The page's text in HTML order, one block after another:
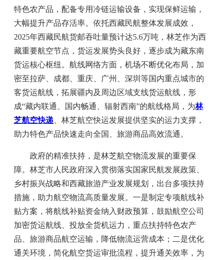
特色农产品，配备专用冷链运输设备，实现保鲜运输，
大幅提升产品存活率。依托西藏民航整体发展成效，
2025年西藏民航货邮吞吐量预计达5.6万吨，林芝作为西
藏重要航空节点，货运发展势头良好，逐步成为藏东南
货运核心枢纽。航线网络方面，机场不断优化布局，加
密至拉萨、成都、重庆、广州、深圳等国内重点城市的
客货运航线，拓展疆内及周边区域支线货运航线，形
成“藏内联通、国内畅通、辐射西南”的航线格局，为林
芝航空快递 、林芝航空快运发展提供坚实的运力支撑，
助力特色产品快速走向全国、旅游商品高效流通。
政府的精准扶持，是林芝航空物流发展的重要保
障。林芝市人民政府深入贯彻落实国家民航发展政策、
乡村振兴战略和西藏旅游产业发展规划，出台多项扶持
措施，助力航空物流高质量发展。一是制定专项航线补
贴方案，将航线补贴资金纳入财政预算，鼓励航空公司
加密货运航线、投放全货机运力，重点扶持特色农产
品、旅游商品航空运输，降低物流运营成本；二是优化
通关环境，简化航空货运审批流程，提升通关效率，为